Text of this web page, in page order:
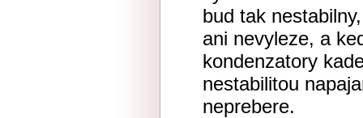
bud tak
ani nevyleze, a
kondenzatory
nestabilitou
neprebere.